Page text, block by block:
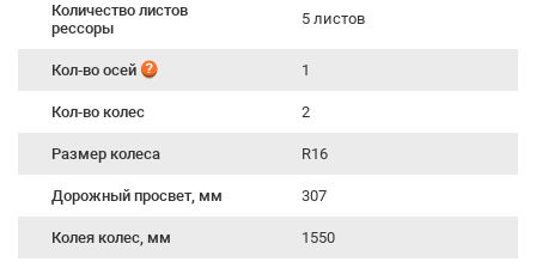
Количество листов
рессоры
5 листов
Кол-во осей 1
Кол-во колес 2
Размер колеса R16
Дорожный просвет, мм 307
Колея колес, мм 1550